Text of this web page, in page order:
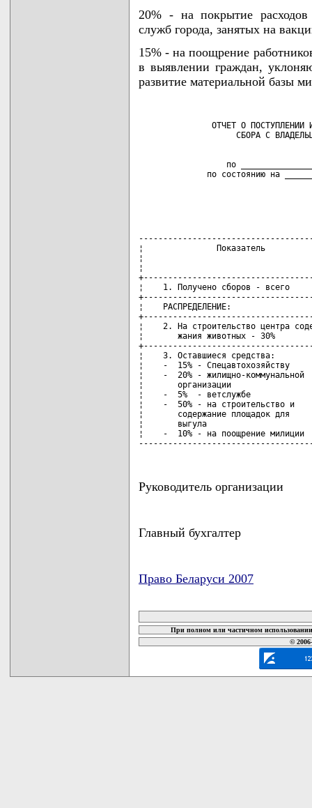
20% - на покрытие
служб города, занятых на
15% - на поощрение
в выявлении граждан,
развитие материальной базы
ОТЧЕТ О ПОСТУПЛЕНИИ
по
по состоянию на
¦               Показатель
¦
¦
¦    1. Получено сборов -
¦    РАСПРЕДЕЛЕНИЕ:
¦    2. На строительство
¦       жания животных -
¦    3. Оставшиеся
¦    -  15% -
¦    -  20% - жилищно-
¦       организации
¦    -  5%  - ветслужбе
¦    -  50% - на
¦       содержание площадок
¦       выгула
¦    -  10% - на поощрение
Руководитель организации
Главный бухгалтер
Право Беларуси 2007
При полном или частичном
©